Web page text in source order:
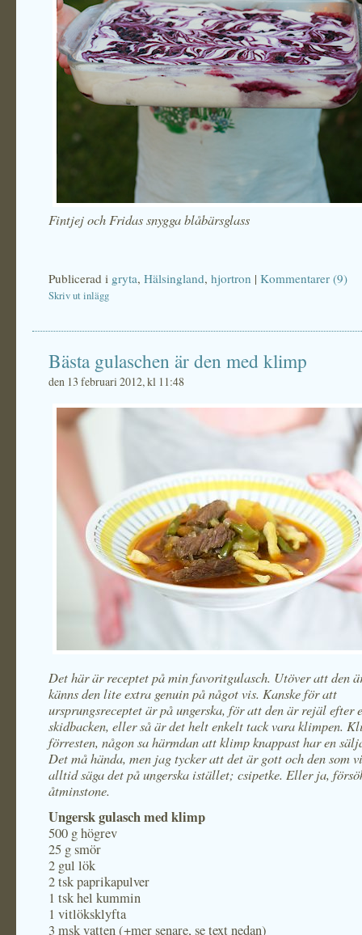
Fintjej och Fridas snygga blåbärsglass
Publicerad i gryta, Hälsingland, hjortron | Kommentarer (9)
Skriv ut inlägg
Bästa gulaschen är den med klimp
den 13 februari 2012, kl 11:48
Det här är receptet på min favoritgulasch. Utöver att den
känns den lite extra genuin på något vis. Kanske för att
ursprungsreceptet är på ungerska, för att den är rejäl efter
skidbacken, eller så är det helt enkelt tack vara klimpen.
förresten, någon sa härmdan att klimp knappast har en
Det må hända, men jag tycker att det är gott och den som
alltid säga det på ungerska istället; csipetke. Eller ja,
åtminstone.
Ungersk gulasch med klimp
500 g högrev
25 g smör
2 gul lök
2 tsk paprikapulver
1 tsk hel kummin
1 vitlöksklyfta
3 msk vatten (+mer senare, se text nedan)